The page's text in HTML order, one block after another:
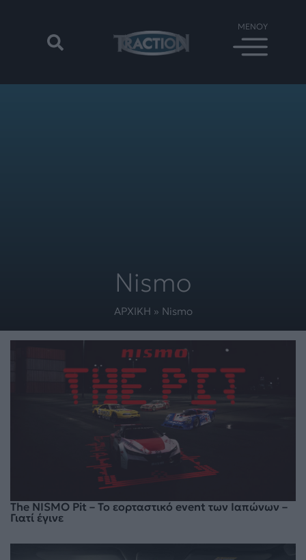
Nismo
ΑΡΧΙΚΗ » Nismo
The NISMO Pit – To εορταστικό event των Ιαπώνων –
Γιατί έγινε